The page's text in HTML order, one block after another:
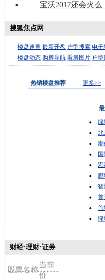
宝沃2017还会火
搜狐焦点网
楼盘速查 最新开盘 户型搜索 电子
楼盘动态 购房导航 看房图片 户
热销楼盘推荐 更多>>
绿
北
潮
宏
廊
智
首
首
绿
财经·理财·证券
股票名称
当前
价